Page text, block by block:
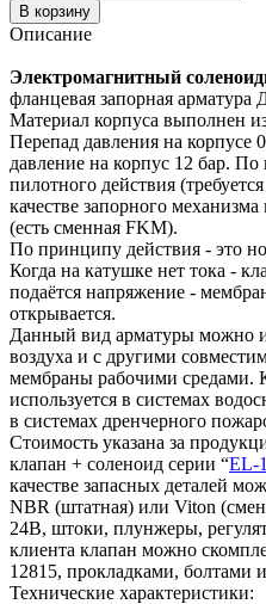
В корзину
Описание
Электромагнитный
фланцевая запорная арматура
Материал корпуса выполнен
Перепад давления на корпусе
давление на корпус 12 бар. По
пилотного действия
качестве запорного
(есть сменная FKM).
По принципу действия - это
Когда на катушке нет тока -
подаётся напряжение -
открывается.
Данный вид арматуры можно
воздуха и с другими
мембраны рабочими средами.
используется в системах
в системах дренчерного
Стоимость указана за
клапан + соленоид серии “EL-1
качестве запасных деталей
NBR (штатная) или Viton
24В, штоки, плунжеры,
клиента клапан можно
12815, прокладками, болтами
Технические характеристики: